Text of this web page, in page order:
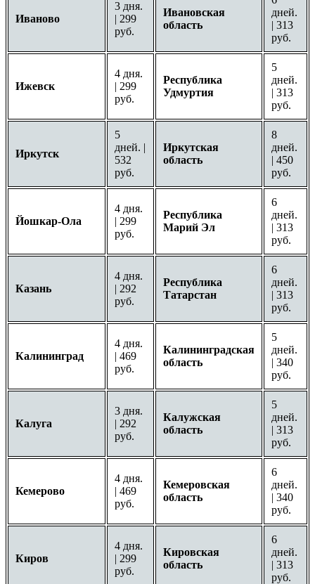
Иваново
3 дня.
| 299
руб.
Ивановская
область
дней.
| 313
руб.
Ижевск
4 дня.
| 299
руб.
Республика
Удмуртия
5
дней.
| 313
руб.
Иркутск
5
дней. |
532
руб.
Иркутская
область
8
дней.
| 450
руб.
Йошкар-Ола
4 дня.
| 299
руб.
Республика
Марий Эл
6
дней.
| 313
руб.
Казань
4 дня.
| 292
руб.
Республика
Татарстан
6
дней.
| 313
руб.
Калининград
4 дня.
| 469
руб.
Калининградская
область
5
дней.
| 340
руб.
Калуга
3 дня.
| 292
руб.
Калужская
область
5
дней.
| 313
руб.
Кемерово
4 дня.
| 469
руб.
Кемеровская
область
6
дней.
| 340
руб.
Киров
4 дня.
| 299
руб.
Кировская
область
6
дней.
| 313
руб.